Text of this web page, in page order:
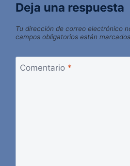
Deja una respuesta
Tu dirección de correo electrónico
campos obligatorios están
Comentario *